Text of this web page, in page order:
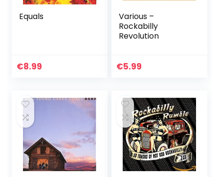
Equals
€8.99
Various –
Rockabilly
Revolution
€5.99